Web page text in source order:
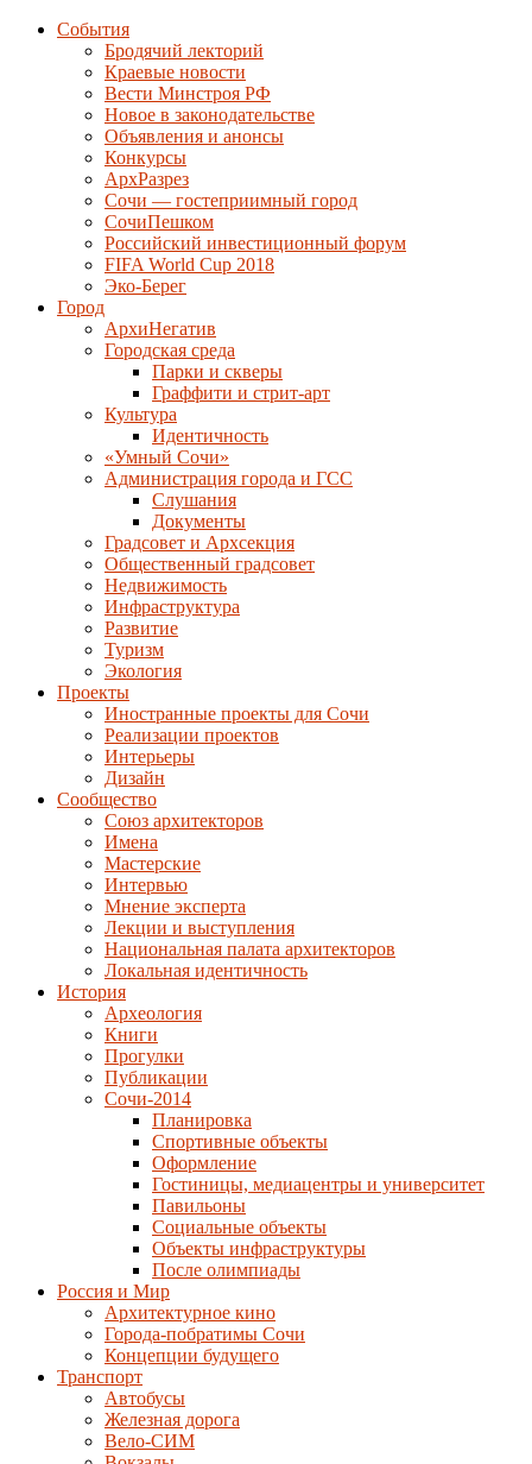
События
Бродячий лекторий
Краевые новости
Вести Минстроя РФ
Новое в законодательстве
Объявления и анонсы
Конкурсы
АрхРазрез
Сочи — гостеприимный город
СочиПешком
Российский инвестиционный форум
FIFA World Cup 2018
Эко-Берег
Город
АрхиНегатив
Городская среда
Парки и скверы
Граффити и стрит-арт
Культура
Идентичность
«Умный Сочи»
Администрация города и ГСС
Слушания
Документы
Градсовет и Архсекция
Общественный градсовет
Недвижимость
Инфраструктура
Развитие
Туризм
Экология
Проекты
Иностранные проекты для Сочи
Реализации проектов
Интерьеры
Дизайн
Сообщество
Союз архитекторов
Имена
Мастерские
Интервью
Мнение эксперта
Лекции и выступления
Национальная палата архитекторов
Локальная идентичность
История
Археология
Книги
Прогулки
Публикации
Сочи-2014
Планировка
Спортивные объекты
Оформление
Гостиницы, медиацентры и университет
Павильоны
Социальные объекты
Объекты инфраструктуры
После олимпиады
Россия и Мир
Архитектурное кино
Города-побратимы Сочи
Концепции будущего
Транспорт
Автобусы
Железная дорога
Вело-СИМ